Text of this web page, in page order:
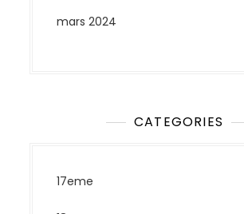
mars 2024
CATEGORIES
17eme